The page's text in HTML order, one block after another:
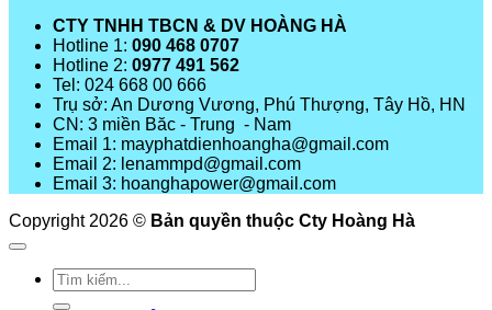
CTY TNHH TBCN & DV HOÀNG HÀ
Hotline 1: 090 468 0707
Hotline 2: 0977 491 562
Tel: 024 668 00 666
Trụ sở: An Dương Vương, Phú Thượng, Tây Hồ, HN
CN: 3 miền Băc - Trung - Nam
Email 1: mayphatdienhoangha@gmail.com
Email 2: lenammpd@gmail.com
Email 3: hoanghapower@gmail.com
Copyright 2026 © Bản quyền thuộc Cty Hoàng Hà
Tìm
kiếm: